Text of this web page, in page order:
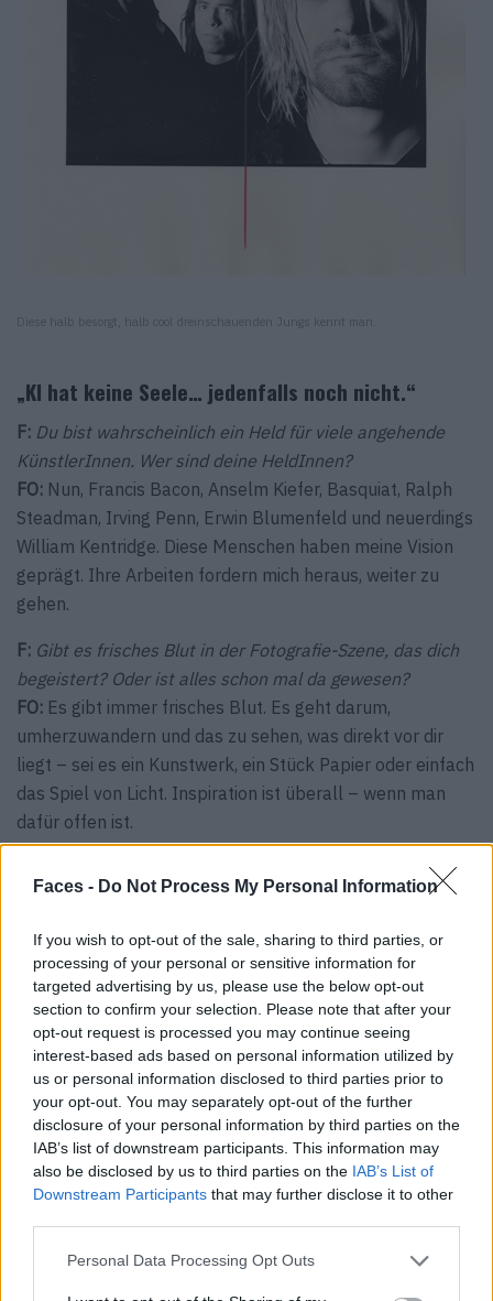
Faces - Do Not Process My Personal Information
If you wish to opt-out of the sale, sharing to third parties, or
processing of your personal or sensitive information for
targeted advertising by us, please use the below opt-out
section to confirm your selection. Please note that after your
opt-out request is processed you may continue seeing
interest-based ads based on personal information utilized by
us or personal information disclosed to third parties prior to
your opt-out. You may separately opt-out of the further
disclosure of your personal information by third parties on the
IAB’s list of downstream participants. This information may
also be disclosed by us to third parties on the IAB’s List of
Downstream Participants that may further disclose it to other
Personal Data Processing Opt Outs
Diese halb besorgt, halb cool dreinschauenden Jungs kennt man.
„KI hat keine Seele… jedenfalls noch nicht.“
F: Du bist wahrscheinlich ein Held für viele angehende
KünstlerInnen. Wer sind deine HeldInnen?
FO: Nun, Francis Bacon, Anselm Kiefer, Basquiat, Ralph
Steadman, Irving Penn, Erwin Blumenfeld und neuerdings
William Kentridge. Diese Menschen haben meine Vision
geprägt. Ihre Arbeiten fordern mich heraus, weiter zu
gehen.
F: Gibt es frisches Blut in der Fotografie-Szene, das dich
begeistert? Oder ist alles schon mal da gewesen?
FO: Es gibt immer frisches Blut. Es geht darum,
umherzuwandern und das zu sehen, was direkt vor dir
liegt – sei es ein Kunstwerk, ein Stück Papier oder einfach
das Spiel von Licht. Inspiration ist überall – wenn man
dafür offen ist.
Was macht der aktuelle Zustand der Welt mit dir – bist
du optimistisch oder pessimistisch?
wie sehr die Angst vor Veränderungen und das
mangelnde Verständnis für unsere Vergangenheit uns
prägen. Aber Kunst wird uns, wie immer, nach vorne
bringen. Sie hat die Kraft, herauszufordern, zu
reflektieren und uns zu führen.
Wie genau hilft uns die Kunst durch schwierige Zeiten?
FO:Kunst war immer da, in den dunkelsten Momenten.
Man braucht nur in die Geschichte zu schauen und man
wird es sehen. Sie hilft uns, zu verarbeiten, zu reflektieren
und uns durch das Chaos zu finden.
Wird es immer schwieriger, neue Ideen zu entwickeln?